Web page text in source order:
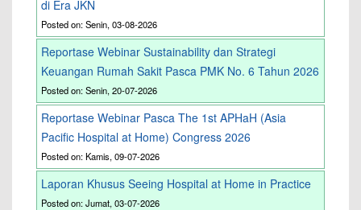
di Era JKN
Posted on: Senin, 03-08-2026
Reportase Webinar Sustainability dan Strategi
Keuangan Rumah Sakit Pasca PMK No. 6 Tahun 2026
Posted on: Senin, 20-07-2026
Reportase Webinar Pasca The 1st APHaH (Asia
Pacific Hospital at Home) Congress 2026
Posted on: Kamis, 09-07-2026
Laporan Khusus Seeing Hospital at Home in Practice
Posted on: Jumat, 03-07-2026